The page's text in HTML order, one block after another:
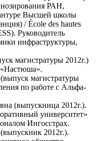
РАН,
Высшей школы
/ École des hautes
Руководитель
инфраструктуры,
магистратуры 2012г.)
магистратуры
по работе с Альфа-
(выпускница 2012г.).
университет»
Ингосстрах.
2012г.).